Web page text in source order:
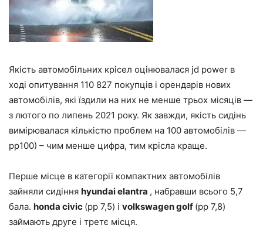
Якість автомобільних крісел оцінювалася jd power в
ході опитування 110 827 покупців і орендарів нових
автомобілів, які їздили на них не менше трьох місяців —
з лютого по липень 2021 року. Як завжди, якість сидінь
вимірювалася кількістю проблем на 100 автомобілів —
pp100) – чим менше цифра, тим крісла краще.
Перше місце в категорії компактних автомобілів
зайняли сидіння hyundai elantra , набравши всього 5,7
бала. honda civic (рр 7,5) і volkswagen golf (рр 7,8)
займають друге і третє місця.